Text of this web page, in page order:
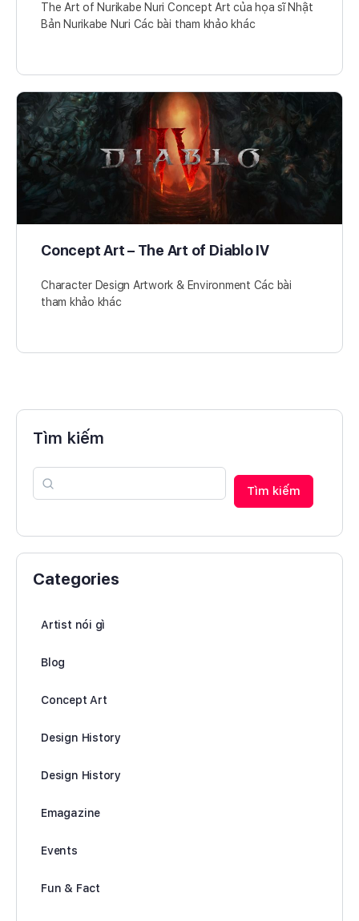
The Art of Nurikabe Nuri Concept Art của họa sĩ Nhật
Bản Nurikabe Nuri Các bài tham khảo khác
Concept Art – The Art of Diablo IV
Character Design Artwork & Environment Các bài
tham khảo khác
Tìm kiếm
Tìm kiếm
Categories
Artist nói gì
Blog
Concept Art
Design History
Design History
Emagazine
Events
Fun & Fact